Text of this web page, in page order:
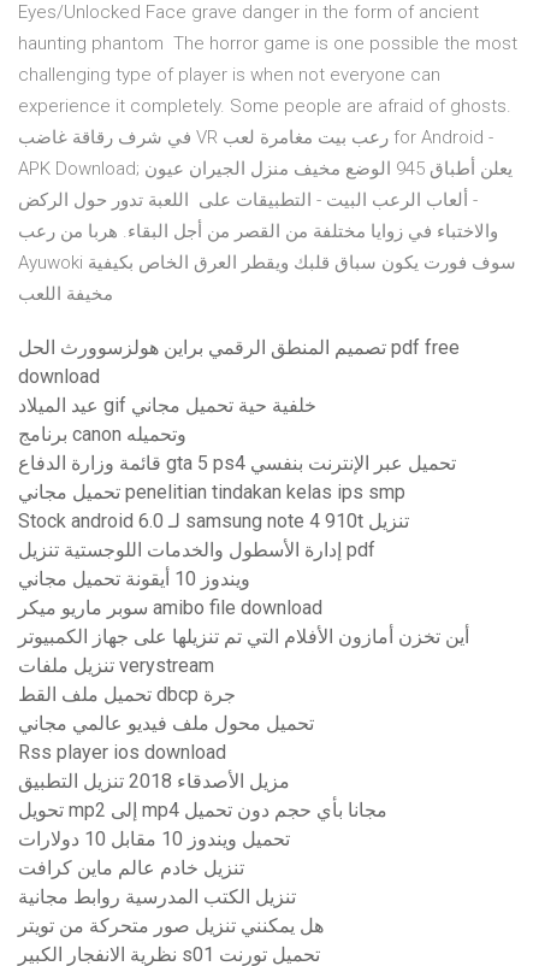
Eyes/Unlocked Face grave danger in the form of ancient
haunting phantom The horror game is one possible the most
challenging type of player is when not everyone can
experience it completely. Some people are afraid of ghosts.
في شرف رقاقة غاضب VR رعب بيت مغامرة لعب for Android -
APK Download; يعلن أطباق 945 الوضع مخيف منزل الجيران عيون
- ألعاب الرعب البيت - التطبيقات على اللعبة تدور حول الركض
والاختباء في زوايا مختلفة من القصر من أجل البقاء. هربا من رعب
Ayuwoki سوف فورت يكون سباق قلبك ويقطر العرق الخاص بكيفية
تصميم المنطق الرقمي براين هولزسوورث الحل pdf free
download
عيد الميلاد gif خلفية حية تحميل مجاني
برنامج canon وتحميله
قائمة وزارة الدفاع gta 5 ps4 تحميل عبر الإنترنت بنفسي
تحميل مجاني penelitian tindakan kelas ips smp
Stock android 6.0 لـ samsung note 4 910t تنزيل
إدارة الأسطول والخدمات اللوجستية تنزيل pdf
ويندوز 10 أيقونة تحميل مجاني
سوبر ماريو ميكر amibo file download
أين تخزن أمازون الأفلام التي تم تنزيلها على جهاز الكمبيوتر
تنزيل ملفات verystream
تحميل ملف القط dbcp جرة
تحميل محول ملف فيديو عالمي مجاني
Rss player ios download
مزيل الأصدقاء 2018 تنزيل التطبيق
تحويل mp2 إلى mp4 مجانا بأي حجم دون تحميل
تحميل ويندوز 10 مقابل 10 دولارات
تنزيل خادم عالم ماين كرافت
تنزيل الكتب المدرسية روابط مجانية
هل يمكنني تنزيل صور متحركة من تويتر
نظرية الانفجار الكبير s01 تحميل تورنت